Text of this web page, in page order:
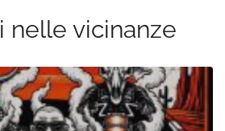
nelle vicinanze